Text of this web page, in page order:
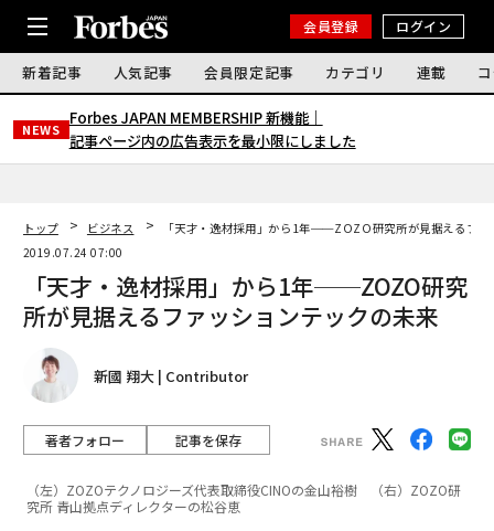
会員登録 ログイン
新着記事 人気記事 会員限定記事 カテゴリ 連載
NEWS
Forbes JAPAN MEMBERSHIP 新機能｜
記事ページ内の広告表示を最小限にしました
トップ ビジネス
「天才・逸材採用」から1年──ZOZO研究所が見据えるファ
2019.07.24 07:00
「天才・逸材採用」から1年──ZOZO研究
所が見据えるファッションテックの未来
新國 翔大 | Contributor
著者フォロー 記事を保存
（左）ZOZOテクノロジーズ代表取締役CINOの金山裕樹 （右）ZOZO研
究所 青山拠点ディレクターの松谷恵